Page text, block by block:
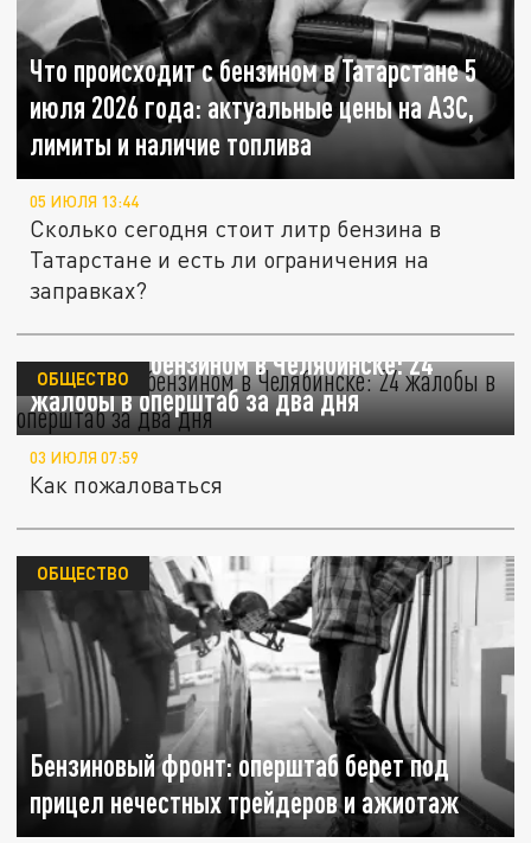
Что происходит с бензином в Татарстане 5
июля 2026 года: актуальные цены на АЗС,
лимиты и наличие топлива
05 ИЮЛЯ 13:44
Сколько сегодня стоит литр бензина в
Татарстане и есть ли ограничения на
заправках?
Ситуация с бензином в Челябинске: 24
жалобы в оперштаб за два дня
ОБЩЕСТВО
03 ИЮЛЯ 07:59
Как пожаловаться
Бензиновый фронт: оперштаб берет под
прицел нечестных трейдеров и ажиотаж
ОБЩЕСТВО